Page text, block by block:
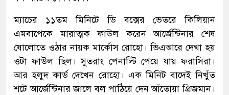
ম্যাচের ১১তম মিনিটে ডি বক্সের ভেতরে কিলিয়ান
এমবাপেকে মারাত্মক ফাউল করেন আর্জেন্টিনার শেষ
ষোলোতে ওঠার নায়ক মার্কোস রোহো। ভিএআরে দেখা হয়
ওটা ফাউল ছিল। সুতরাং পেনাল্টি পেয়ে যায় ফরাসিরা।
আর হলুদ কার্ড দেখেন রোহো। এক মিনিট বাদেই নিখুঁত
শটে আর্জেন্টিনার জালে বল পাঠিয়ে দেন আঁতোয়া গ্রিজমান।